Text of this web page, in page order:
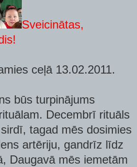
Sveicinātas,
ceļā 13.02.2011.
būs turpinājums
Decembrī rituāls
tagad mēs dosimies
artēriju, gandrīz līdz
, Daugavā mēs iemetām